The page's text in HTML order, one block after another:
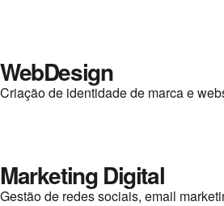
WebDesign
Criação de identidade de marca e
Marketing Digital
Gestão de redes sociais, email